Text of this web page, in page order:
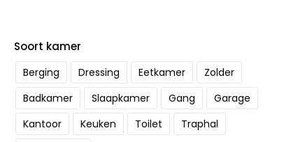
Soort kamer
Berging Dressing Eetkamer
Zolder
Badkamer
Slaapkamer Gang
Garage
Kantoor
Keuken Toilet
Traphal